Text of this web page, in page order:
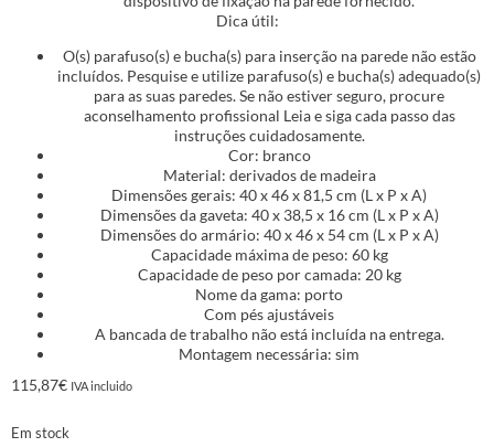
Dica útil:
O(s) parafuso(s) e bucha(s) para inserção na parede não estão
incluídos. Pesquise e utilize parafuso(s) e bucha(s) adequado(s)
para as suas paredes. Se não estiver seguro, procure
aconselhamento profissional Leia e siga cada passo das
instruções cuidadosamente.
Cor: branco
Material: derivados de madeira
Dimensões gerais: 40 x 46 x 81,5 cm (L x P x A)
Dimensões da gaveta: 40 x 38,5 x 16 cm (L x P x A)
Dimensões do armário: 40 x 46 x 54 cm (L x P x A)
Capacidade máxima de peso: 60 kg
Capacidade de peso por camada: 20 kg
Nome da gama: porto
Com pés ajustáveis
A bancada de trabalho não está incluída na entrega.
Montagem necessária: sim
115,87€ IVA incluido
Em stock